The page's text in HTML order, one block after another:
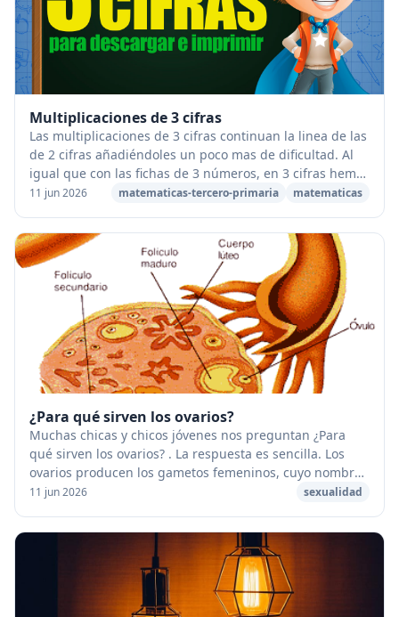
Multiplicaciones de 3 cifras
Las multiplicaciones de 3 cifras continuan la linea de las
de 2 cifras añadiéndoles un poco mas de dificultad. Al
igual que con las fichas de 3 números, en 3 cifras hemos
preparado multitud de fichas ...
11 jun 2026 matematicas-tercero-primaria matematicas
¿Para qué sirven los ovarios?
Muchas chicas y chicos jóvenes nos preguntan ¿Para
qué sirven los ovarios? . La respuesta es sencilla. Los
ovarios producen los gametos femeninos, cuyo nombre
cambia (ovocito, folículo, óvulo) en func...
11 jun 2026 sexualidad